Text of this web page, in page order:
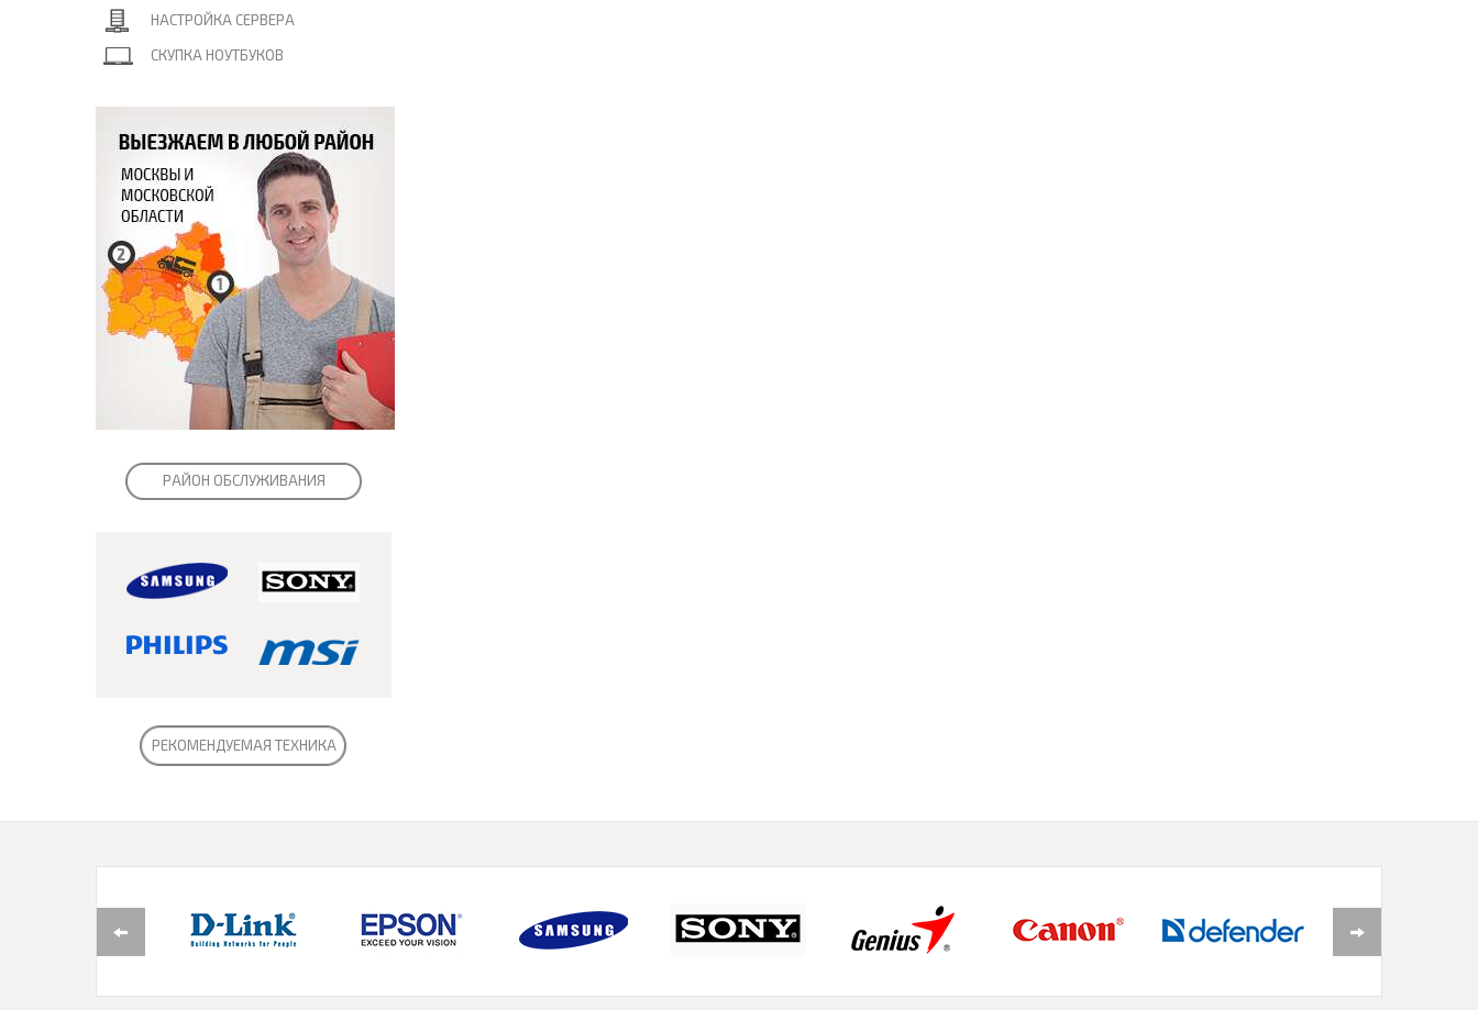
НАСТРОЙКА СЕРВЕРА
СКУПКА НОУТБУКОВ
РАЙОН ОБСЛУЖИВАНИЯ
РЕКОМЕНДУЕМАЯ ТЕХНИКА